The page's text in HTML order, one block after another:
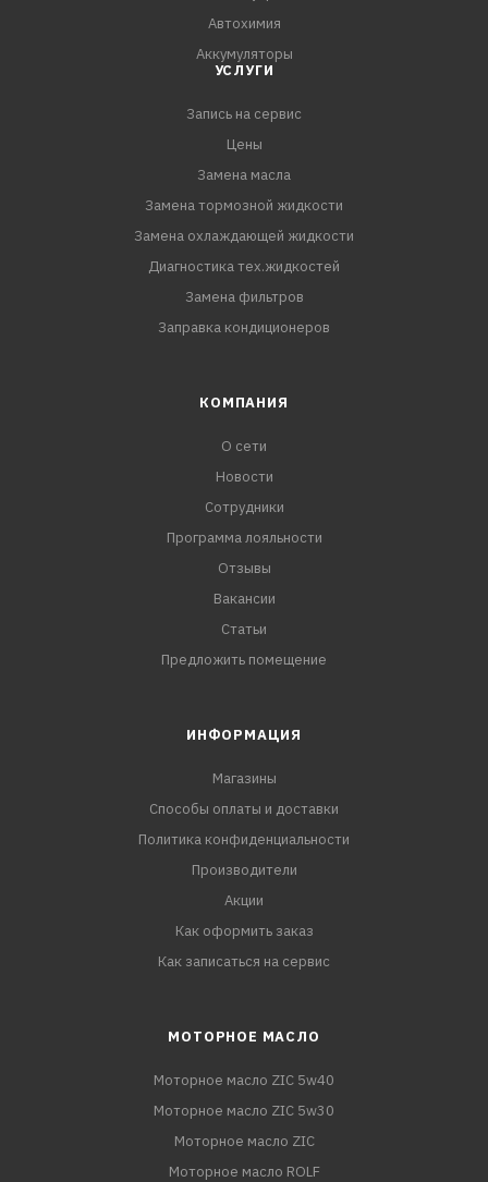
Автохимия
Аккумуляторы
УСЛУГИ
Запись на сервис
Цены
Замена масла
Замена тормозной жидкости
Замена охлаждающей жидкости
Диагностика тех.жидкостей
Замена фильтров
Заправка кондиционеров
КОМПАНИЯ
О сети
Новости
Сотрудники
Программа лояльности
Отзывы
Вакансии
Статьи
Предложить помещение
ИНФОРМАЦИЯ
Магазины
Способы оплаты и доставки
Политика конфиденциальности
Производители
Акции
Как оформить заказ
Как записаться на сервис
МОТОРНОЕ МАСЛО
Моторное масло ZIC 5w40
Моторное масло ZIC 5w30
Моторное масло ZIC
Моторное масло ROLF